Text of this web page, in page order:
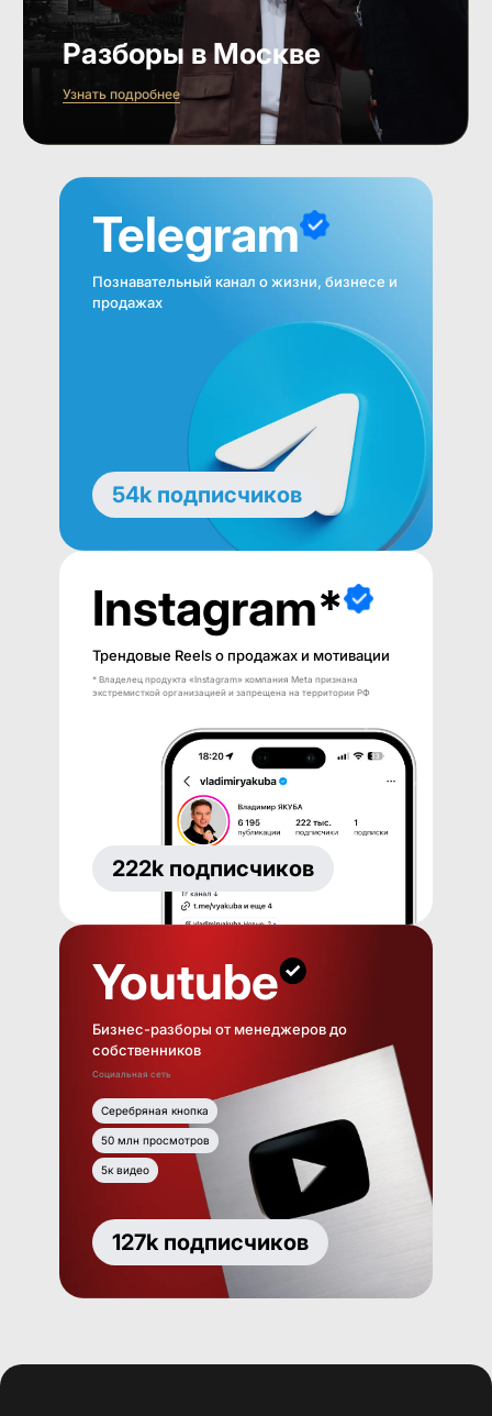
Разборы в Москве
Узнать подробнее
Telegram
Познавательный канал о жизни, бизнесе и
продажах
54k подписчиков
Instagram*
Трендовые Reels о продажах и мотивации
* Владелец продукта «Instagram» компания Meta признана
экстремисткой организацией и запрещена на территории РФ
222k подписчиков
Youtube
Бизнес-разборы от менеджеров до
собственников
Социальная сеть
Серебряная кнопка
50 млн просмотров
5к видео
127k подписчиков